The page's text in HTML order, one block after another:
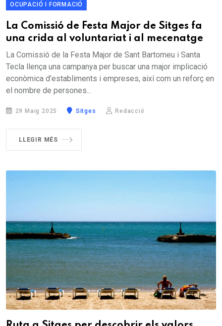
OCUPACIÓ I FORMACIÓ
La Comissió de Festa Major de Sitges fa
una crida al voluntariat i al mecenatge
La Comissió de la Festa Major de Sant Bartomeu i Santa
Tecla llença una campanya per buscar una major implicació
econòmica d’establiments i empreses, així com un reforç en
el nombre de persones...
29 Maig 2025 Sitges Redacció
LLEGIR MÉS